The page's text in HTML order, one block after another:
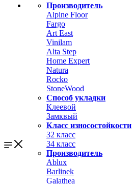
Производитель
Alpine Floor
Fargo
Art East
Vinilam
Alta Step
Home Expert
Natura
Rocko
StoneWood
Способ укладки
Клеевой
Замквый
Класс износостойкости
32 класс
34 класс
Производитель
Ablux
Barlinek
Galathea